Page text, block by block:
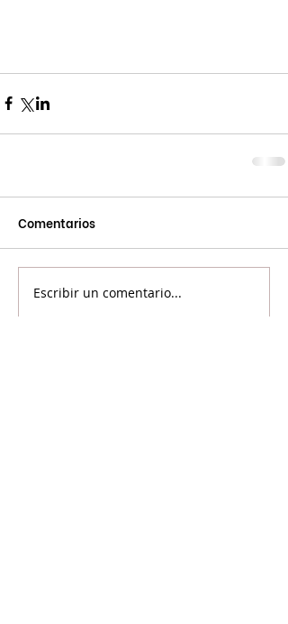
Comentarios
Escribir un comentario...